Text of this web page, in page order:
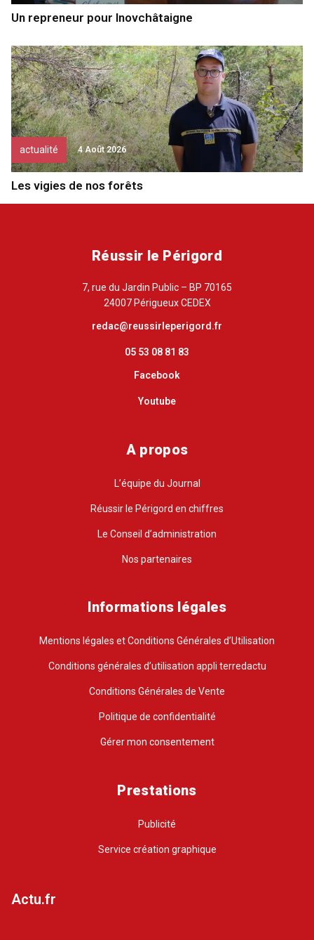
Un repreneur pour Inovchâtaigne
actualité 4 Août 2026
Les vigies de nos forêts
Réussir le Périgord
7, rue du Jardin Public – BP 70165
24007 Périgueux CEDEX
redac@reussirleperigord.fr
05 53 08 81 83
Facebook
Youtube
A propos
L’équipe du Journal
Réussir le Périgord en chiffres
Le Conseil d’administration
Nos partenaires
Informations légales
Mentions légales et Conditions Générales d’Utilisation
Conditions générales d’utilisation appli terredactu
Conditions Générales de Vente
Politique de confidentialité
Gérer mon consentement
Prestations
Publicité
Service création graphique
Actu.fr